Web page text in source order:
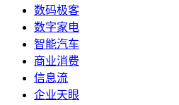
数码极客
数字家电
智能汽车
商业消费
信息流
企业天眼